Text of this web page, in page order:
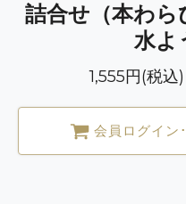
詰合せ（本わら
水よ
1,555円(税
会員ログイン